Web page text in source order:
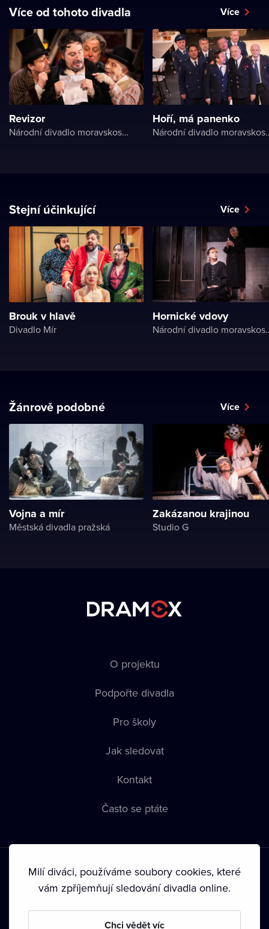
Více od tohoto divadla Více
Revizor
Národní divadlo moravskoslezské
Hoří, má panenko
Národní
Stejní účinkující Více
Brouk v hlavě
Divadlo Mír
Hornické vdovy
Národní
Žánrově podobné Více
Vojna a mír
Městská divadla pražská
Zakázanou krajinou
Studio G
O projektu
Podpořte divadla
Pro školy
Jak sledovat
Kontakt
Často se ptáte
Podmínky používání • Ochrana soukromí • Zásady používání
• Autorská práva•
Milí diváci, používáme soubory cookies, které
vám zpříjemňují sledování divadla online.
Chci vědět víc